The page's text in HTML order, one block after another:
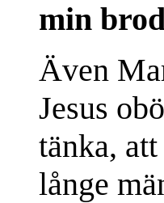
min
Även
Jesus
tänka,
långe